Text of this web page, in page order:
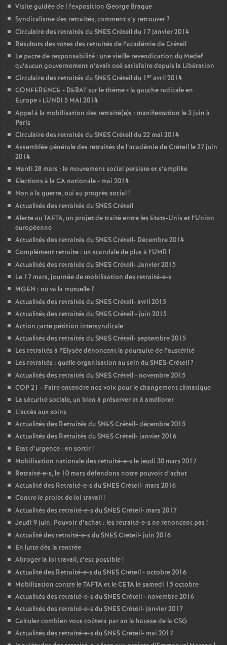
Visite guidée de l?exposition George Braque
Syndicalisme des retraités, comment s’y retrouver?
Circulaire des retraités duSNESCréteil du 17 janvier 2014
Résultats des votes des retraités de l’académie de Créteil
Le pacte de responsabilité : une vieille revendication du Medef
qu’aucun gouvernement n’avait osé satisfaire depuis la Libération
Circulaire des retraités duSNESCréteil du 1 er avril 2014
CONFERENCE - DEBATsur le thème « la gauche radicale en
Europe» LUNDI 5 MAI 2014
Appel à la mobilisation des retraité(e)s : manifestation le 3 juin à
Paris
Circulaire des retraités duSNESCréteil du 22 mai 2014
Assemblée générale des retraités de l’académie de Créteil le 27 juin
2014
Mardi 28 mars : le mouvement social persiste et s’amplifie
Elections à la CA nationale - mai 2014
Non à la guerre, oui au progrès social!
Actualités des retraités duSNESCréteil
Alerte auTAFTA, un projet de traité entre les Etats-Unis et l’Union
européenne
Actualités des retraités duSNESCréteil- Décembre 2014
Complément retraite : un scandale de plus à l’UMR !
Actualités des retraités duSNESCréteil- Janvier 2015
Le 17 mars, journée de mobilisation des retraité-e-s
MGEN : où va la mutuelle?
Actualités des retraités duSNESCréteil- avril 2015
Actualités des retraités duSNESCréteil - juin 2015
Action carte pétition intersyndicale
Actualités des retraités duSNESCréteil- septembre 2015
Les retraités à l’Elysée dénoncent la poursuite de l’austérité
Les retraités : quelle organisation au sein duSNES-Créteil?
Actualités des retraités duSNESCréteil - novembre 2015
COP21 - Faire entendre nos voix pour le changement climatique
La sécurité sociale, un bien à préserver et à améliorer
L’accès aux soins
Actualités des Retraités duSNESCréteil- décembre 2015
Actualités des Retraités duSNESCréteil- janvier 2016
Etat d’urgence : en sortir!
Mobilisation nationale des retraité-e-s le jeudi 30 mars 2017
Retraité-e-s, le 10 mars défendons notre pouvoir d’achat
Actualité des Retraité-e-s duSNESCréteil- mars 2016
Contre le projet de loi travail!
Actualités des retraité-e-s duSNESCréteil- mars 2017
Jeudi 9 juin. Pouvoir d’achat : les retraité-e-s ne renoncent pas !
Actualité des retraité-e-s duSNESCréteil- juin 2016
En lutte dès la rentrée
Abroger la loi travail, c’est possible!
Actualité des Retraité-e-s duSNESCréteil - octobre 2016
Mobilisation contre leTAFTAet leCETA le samedi 15 octobre
Actualités des retraité-e-s duSNESCréteil - novembre 2016
Actualités des retraité-e-s duSNESCréteil- janvier 2017
Calculez combien vous coûtera par an la hausse de la CSG
Actualités des retraité-e-s duSNESCréteil- mai 2017